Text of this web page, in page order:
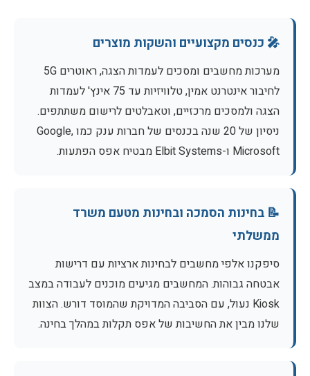
🎤 כנסים מקצועיים והשקות מוצרים
מערכות מחשבים ומסכים לעמדות הצגה, ראוטרים 5G
לחיבור אינטרנט אמין, טלוויזיות עד 75 אינץ' לעמדות
הצגה ולמסכים מרכזיים, וטאבלטים לרישום משתתפים.
ניסיון של 20 שנה בכנסים של חברות ענק כמו Google,
Microsoft ו-Elbit Systems מבטיח אפס הפתעות.
📝 בחינות הסמכה ובחינות מטעם משרד
ממשלתי
סיפקנו אלפי מחשבים לבחינות ארציות עם דרישות
אבטחה גבוהות. המחשבים מגיעים מוכנים לעבודה במצב
Kiosk נעול, עם הסביבה המדויקת שהמוסד דורש. הצוות
שלנו מבין את החשיבות של אפס תקלות במהלך בחינה.